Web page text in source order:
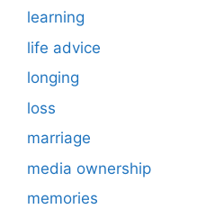
learning
life advice
longing
loss
marriage
media ownership
memories